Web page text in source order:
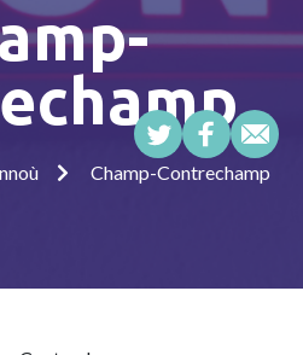
Champ-Contrechamp